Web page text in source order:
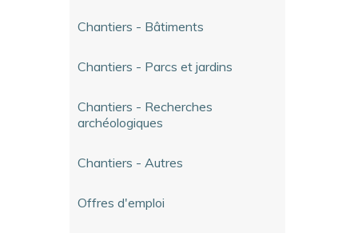
Chantiers - Bâtiments
Chantiers - Parcs et jardins
Chantiers - Recherches
archéologiques
Chantiers - Autres
Offres d'emploi